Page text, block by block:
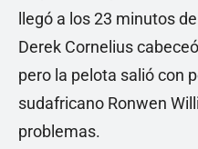
llegó a los 23 minutos
Derek Cornelius
pero la pelota salió con
sudafricano Ronwen
problemas.